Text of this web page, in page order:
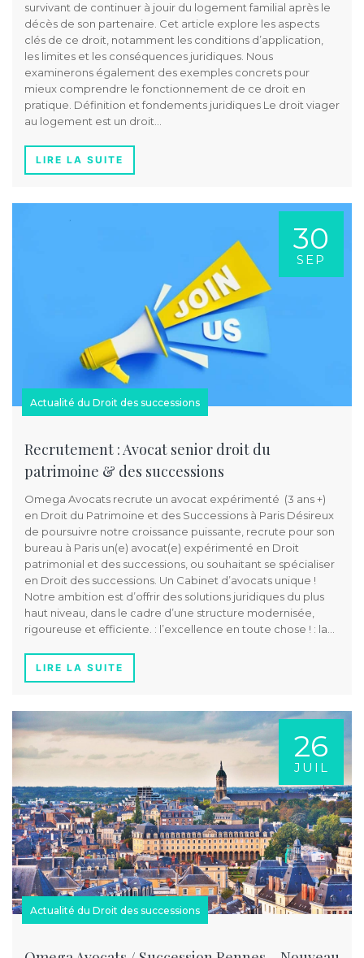
survivant de continuer à jouir du logement familial après le
décès de son partenaire. Cet article explore les aspects
clés de ce droit, notamment les conditions d’application,
les limites et les conséquences juridiques. Nous
examinerons également des exemples concrets pour
mieux comprendre le fonctionnement de ce droit en
pratique. Définition et fondements juridiques Le droit viager
au logement est un droit…
LIRE LA SUITE
30
SEP
Actualité du Droit des successions
Recrutement : Avocat senior droit du
patrimoine & des successions
Omega Avocats recrute un avocat expérimenté (3 ans +)
en Droit du Patrimoine et des Successions à Paris Désireux
de poursuivre notre croissance puissante, recrute pour son
bureau à Paris un(e) avocat(e) expérimenté en Droit
patrimonial et des successions, ou souhaitant se spécialiser
en Droit des successions. Un Cabinet d’avocats unique !
Notre ambition est d’offrir des solutions juridiques du plus
haut niveau, dans le cadre d’une structure modernisée,
rigoureuse et efficiente. : l’excellence en toute chose ! : la…
LIRE LA SUITE
26
JUIL
Actualité du Droit des successions